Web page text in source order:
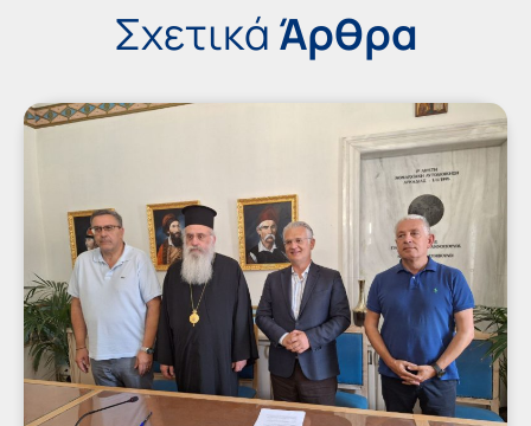
Σχετικά Άρθρα